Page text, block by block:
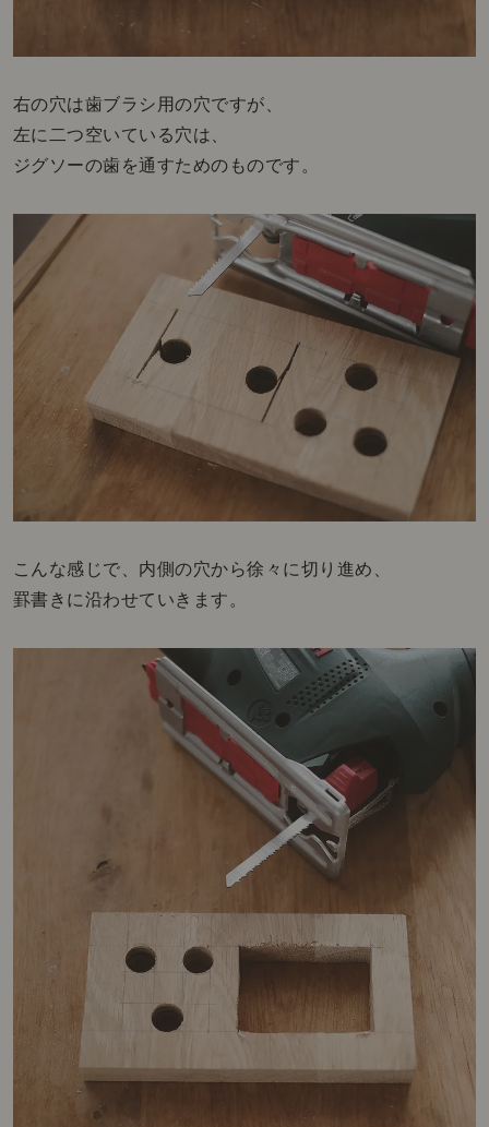
右の穴は歯ブラシ用の穴ですが、
左に二つ空いている穴は、
ジグソーの歯を通すためのものです。
こんな感じで、内側の穴から徐々に切り進め、
罫書きに沿わせていきます。